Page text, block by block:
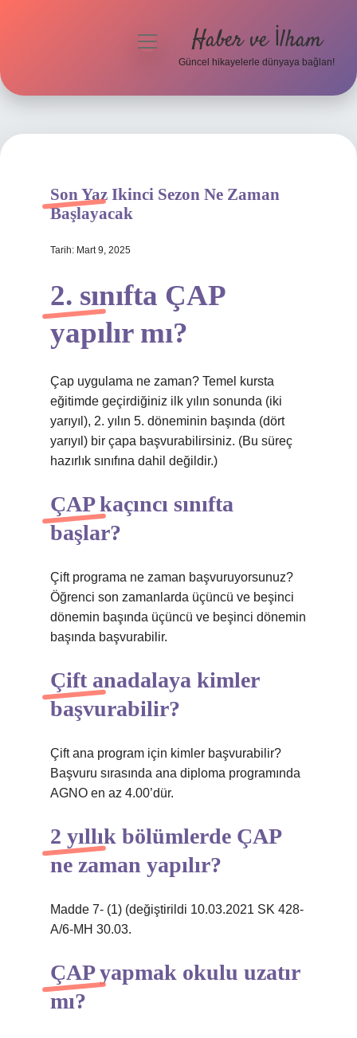
Hakkımızda
menüyü
Haber ve İlham
Güncel hikayelerle dünyaya bağlan!
Son Yaz Ikinci Sezon Ne Zaman
Başlayacak
Tarih: Mart 9, 2025
2. sınıfta ÇAP
yapılır mı?
Çap uygulama ne zaman? Temel kursta
eğitimde geçirdiğiniz ilk yılın sonunda (iki
yarıyıl), 2. yılın 5. döneminin başında (dört
yarıyıl) bir çapa başvurabilirsiniz. (Bu süreç
hazırlık sınıfına dahil değildir.)
ÇAP kaçıncı sınıfta
başlar?
Çift programa ne zaman başvuruyorsunuz?
Öğrenci son zamanlarda üçüncü ve beşinci
dönemin başında üçüncü ve beşinci dönemin
başında başvurabilir.
Çift anadalaya kimler
başvurabilir?
Çift ana program için kimler başvurabilir?
Başvuru sırasında ana diploma programında
AGNO en az 4.00’dür.
2 yıllık bölümlerde ÇAP
ne zaman yapılır?
Madde 7- (1) (değiştirildi 10.03.2021 SK 428-
A/6-MH 30.03.
ÇAP yapmak okulu uzatır
mı?